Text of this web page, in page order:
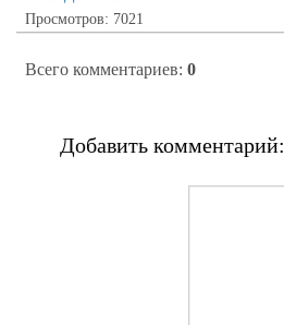
Просмотров: 7021
Всего комментариев: 0
Добавить комментарий: